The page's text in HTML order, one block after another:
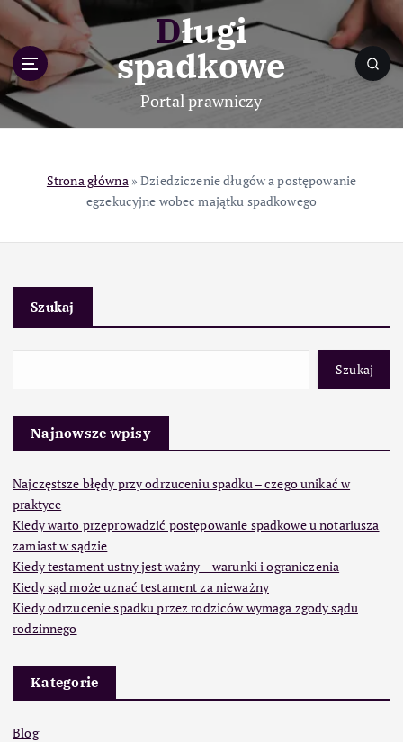
p
o
c
Długi
spadkowe
Portal prawniczy
Strona główna»Dziedziczenie długów a postępowanie
egzekucyjne wobec majątku spadkowego
Szukaj
Szukaj
Najnowsze wpisy
Najczęstsze błędy przy odrzuceniu spadku – czego unikać w
praktyce
Kiedy warto przeprowadzić postępowanie spadkowe u notariusza
zamiast w sądzie
Kiedy testament ustny jest ważny – warunki i ograniczenia
Kiedy sąd może uznać testament za nieważny
Kiedy odrzucenie spadku przez rodziców wymaga zgody sądu
rodzinnego
Kategorie
Blog